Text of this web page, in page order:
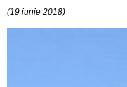
(19 iunie 2018)